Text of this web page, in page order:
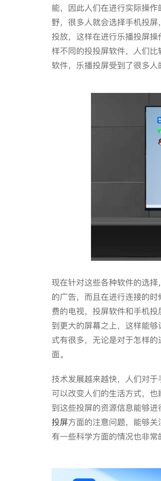
能，因此人们在进行实际操
野，很多人就会选择手机投
投放，这样在进行乐播投屏
样不同的投投屏软件，人们
软件，乐播投屏受到了很多人
现在针对这些各种软件的选
的广告，而且在进行连接的
费的电视，投屏软件和手机
到更大的屏幕之上，这样能
式有很多，无论是对于怎样
面。
技术发展越来越快，人们对于
可以改变人们的生活方式，
到这些投屏的资源信息能够
投屏方面的注意问题，能够
有一些科学方面的情况也非常